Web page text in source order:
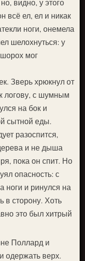
всё ел, ел и никак
ноги, онемела
шелохнуться: у
мог
Зверь хрюкнул от
логову, с шумным
на бок и
сытной еды.
разоспится,
и не дыша
пока он спит. Но
опасность: с
и ринулся на
в сторону. Хоть
это был хитрый
Поллард и
одержать верх.